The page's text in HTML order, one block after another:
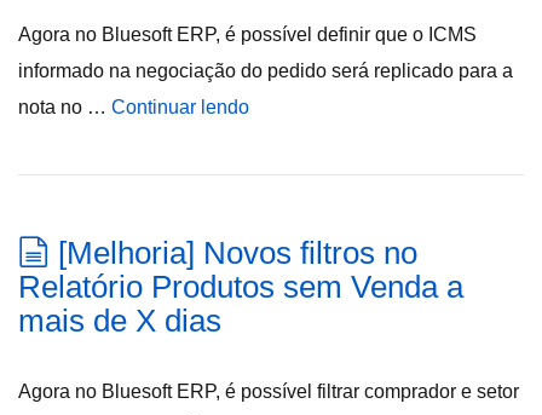
Agora no Bluesoft ERP, é possível definir que o ICMS
informado na negociação do pedido será replicado para a
nota no … Continuar lendo
[Melhoria] Novos filtros no
Relatório Produtos sem Venda a
mais de X dias
Agora no Bluesoft ERP, é possível filtrar comprador e setor